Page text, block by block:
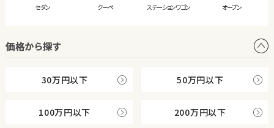
セダン クーペ ステーションワゴン オープン
価格から探す
30万円以下 50万円以下
100万円以下 200万円以下